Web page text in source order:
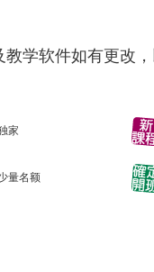
学软件如有更改
家
量名额